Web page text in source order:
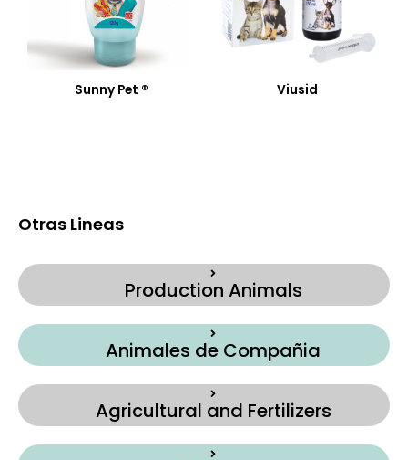
Sunny Pet ® Viusid
Otras Lineas
Production Animals
Animales de Compañia
Agricultural and Fertilizers